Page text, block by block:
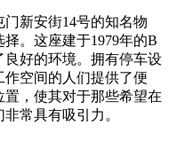
新安街14号的知名物
。这座建于1979年的B
好的环境。拥有停车设
空间的人们提供了便
，使其对于那些希望在
常具有吸引力。